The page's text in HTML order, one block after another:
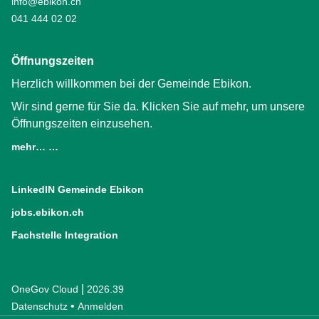
041 444 02 02
Öffnungszeiten
Herzlich willkommen bei der Gemeinde Ebikon.
Wir sind gerne für Sie da. Klicken Sie auf mehr, um unsere
Öffnungszeiten einzusehen.
mehr… …
LinkedIN Gemeinde Ebikon
jobs.ebikon.ch
Fachstelle Integration
OneGov Cloud (External Link)
2026.39
Datenschutz (External Link)
Anmelden